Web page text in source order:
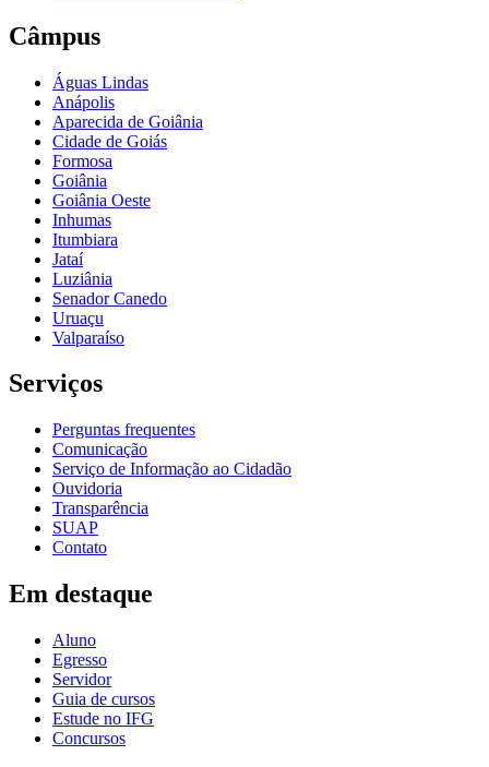
Câmpus
Águas Lindas
Anápolis
Aparecida de Goiânia
Cidade de Goiás
Formosa
Goiânia
Goiânia Oeste
Inhumas
Itumbiara
Jataí
Luziânia
Senador Canedo
Uruaçu
Valparaíso
Serviços
Perguntas frequentes
Comunicação
Serviço de Informação ao Cidadão
Ouvidoria
Transparência
SUAP
Contato
Em destaque
Aluno
Egresso
Servidor
Guia de cursos
Estude no IFG
Concursos